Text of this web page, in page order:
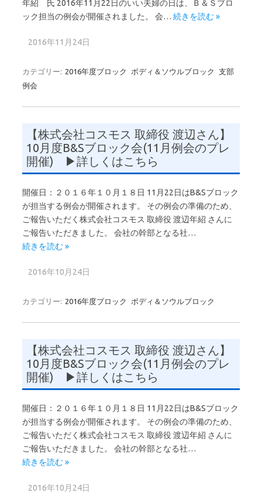
年紹 氏 2016年11月22日のいい夫婦の日は、Ｂ＆Ｓブロ
ック担当の例会が開催されました。 会… 続きを読む »
2016年11月24日
カテゴリー: 2016年度ブロック ボディ＆ソウルブロック
支部
例会
【株式会社コスモス 取締役 渡辺さん】
10月度B&Sブロック会(11月例会のプレ
開催) ▶詳しくはこちら
開催日：２０１６年１０月１８日 11月22日はB&Sブロック
が担当する例会が開催されます。 その例会の準備のため、
ご報告いただく株式会社コスモス 取締役 渡辺年紹 さんに
ご報告いただきました。 会社の幹部となる社…
続きを読む »
2016年10月24日
カテゴリー: 2016年度ブロック ボディ＆ソウルブロック
【株式会社コスモス 取締役 渡辺さん】
10月度B&Sブロック会(11月例会のプレ
開催) ▶詳しくはこちら
開催日：２０１６年１０月１８日 11月22日はB&Sブロック
が担当する例会が開催されます。 その例会の準備のため、
ご報告いただく株式会社コスモス 取締役 渡辺年紹 さんに
ご報告いただきました。 会社の幹部となる社…
続きを読む »
2016年10月24日